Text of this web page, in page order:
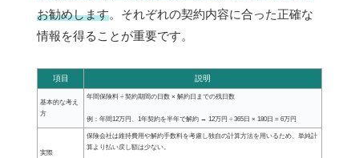
お勧めします。それぞれの契約内容に合った正確な
情報を得ることが重要です。
項目 説明
基本的な考え
方
年間保険料 ÷ 契約期間の日数 × 解約日までの残日数
例：年間12万円、1年契約を半年で解約 → 12万円 ÷ 365日 × 180日 = 6万円
実際
保険会社は維持費用や解約手数料を考慮し独自の計算方法を用いるため、単純計
算より払い戻し額は少ない。